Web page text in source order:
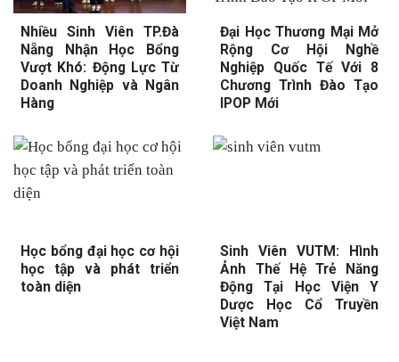
Nhiều Sinh Viên TP.Đà
Nẵng Nhận Học Bổng
Vượt Khó: Động Lực Từ
Doanh Nghiệp và Ngân
Hàng
Đại Học Thương Mại Mở
Rộng Cơ Hội Nghề
Nghiệp Quốc Tế Với 8
Chương Trình Đào Tạo
IPOP Mới
Học bổng đại học cơ hội
học tập và phát triển
toàn diện
Sinh Viên VUTM: Hình
Ảnh Thế Hệ Trẻ Năng
Động Tại Học Viện Y
Dược Học Cổ Truyền
Việt Nam